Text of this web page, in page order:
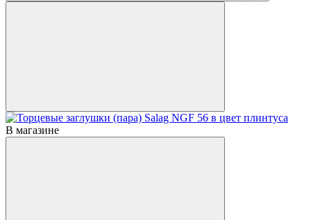
В магазине